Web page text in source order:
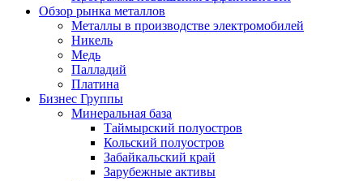
Обзор рынка металлов
Металлы в производстве электромобилей
Никель
Медь
Палладий
Платина
Бизнес Группы
Минеральная база
Таймырский полуостров
Кольский полуостров
Забайкальский край
Зарубежные активы